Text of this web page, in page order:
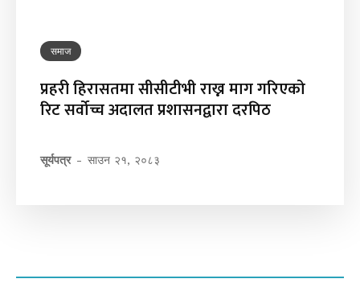
समाज
प्रहरी हिरासतमा सीसीटीभी राख्न माग गरिएको
रिट सर्वोच्च अदालत प्रशासनद्वारा दरपिठ
सूर्यपत्र - साउन २१, २०८३